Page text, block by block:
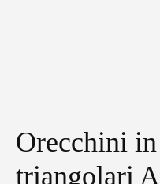
Orecchini
triangolari